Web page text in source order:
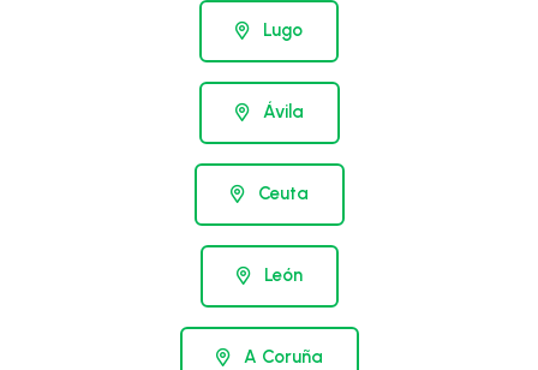
Lugo
Ávila
Ceuta
León
A Coruña